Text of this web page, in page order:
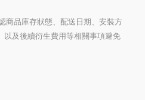
商品庫存狀態、配送日期、安裝方
以及後續衍生費用等相關事項避免